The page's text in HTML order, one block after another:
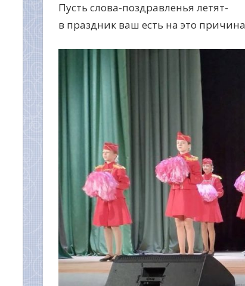
Пусть слова-поздравленья летят-
в праздник ваш есть на это причина